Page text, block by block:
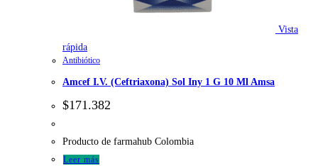
Vista
rápida
Antibiótico
Amcef I.V. (Ceftriaxona) Sol Iny 1 G 10 Ml Amsa
$171.382
Producto de farmahub Colombia
Leer más